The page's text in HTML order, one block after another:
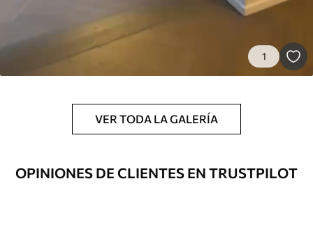
1
VER TODA LA GALERÍA
OPINIONES DE CLIENTES EN TRUSTPILOT